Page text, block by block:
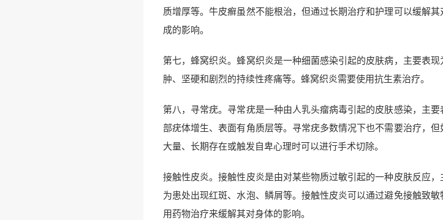
质增厚等。牛皮癣虽然不能根治，但通过长期治疗和护理可以缓解其
成的影响。
第七，蜂窝织炎。蜂窝织炎是一种细菌感染引起的皮肤病，主要表现
肿、坚硬和剧烈的持续性疼痛等。蜂窝织炎需要使用抗生素治疗。
第八，寻常疣。寻常疣是一种由人乳头瘤病毒引起的皮肤感染，主要
部疣体增生、表面有角质层等。寻常疣多数情况下也不需要治疗，但
大量、长期存在或触发自卑心理时可以进行手术切除。
接触性皮炎。接触性皮炎是由对某些物质过敏引起的一种皮肤反应，
为患处出现红斑、水泡、鳞屑等。接触性皮炎可以通过避免接触致敏
用药物治疗来缓解其对身体的影响。